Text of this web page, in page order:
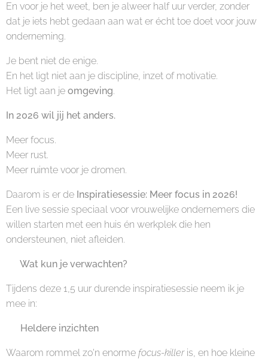
En voor je het weet, ben je alweer half uur verder, zonder
dat je iets hebt gedaan aan wat er écht toe doet voor jouw
onderneming.
Je bent niet de enige.
En het ligt niet aan je discipline, inzet of motivatie.
Het ligt aan je omgeving.
In 2026 wil jij het anders.
Meer focus.
Meer rust.
Meer ruimte voor je dromen.
Daarom is er de Inspiratiesessie: Meer focus in 2026!
Een live sessie speciaal voor vrouwelijke ondernemers die
willen starten met een huis én werkplek die hen
ondersteunen, niet afleiden.
🌿 Wat kun je verwachten?
Tijdens deze 1,5 uur durende inspiratiesessie neem ik je
mee in:
✔️ Heldere inzichten
Waarom rommel zo'n enorme focus-killeris, en hoe kleine